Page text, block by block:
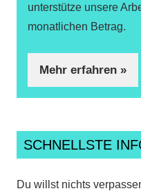
unterstütze unsere
monatlichen Betrag.
Mehr erfahren »
SCHNELLSTE
Du willst nichts